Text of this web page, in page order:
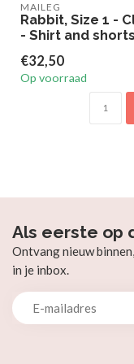
MAILEG
Rabbit, Size 1 -
- Shirt and shorts
€32,50
Op voorraad
Als eerste op
Ontvang nieuw
in je inbox.